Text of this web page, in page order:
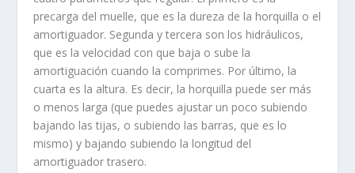
precarga del muelle, que es la dureza de la horquilla o el
amortiguador. Segunda y tercera son los hidráulicos,
que es la velocidad con que baja o sube la
amortiguación cuando la comprimes. Por último, la
cuarta es la altura. Es decir, la horquilla puede ser más
o menos larga (que puedes ajustar un poco subiendo
bajando las tijas, o subiendo las barras, que es lo
mismo) y bajando subiendo la longitud del
amortiguador trasero.